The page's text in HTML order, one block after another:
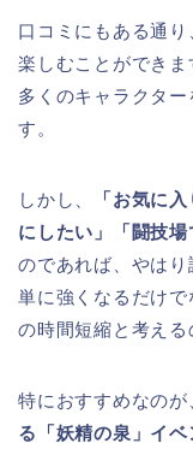
口コミにもある通
楽しむことができま
多くのキャラクタ
す。
しかし、
「お気に
にしたい」「闘技場
のであれば、やはり
単に強くなるだけ
の時間短縮と考える
特におすすめなのが
る「妖精の泉」イベ